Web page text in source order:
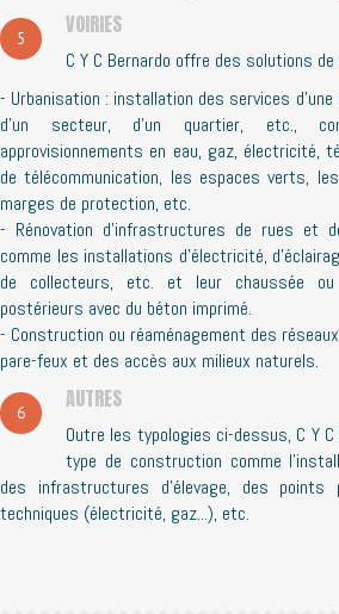
5
VOIRIES
C Y C Bernardo offre des solutions
- Urbanisation : installation des services d’une
d’un secteur, d’un quartier, etc.,
approvisionnements en eau, gaz, électricité,
de télécommunication, les espaces verts,
marges de protection, etc.
- Rénovation d’infrastructures de rues et
comme les installations d’électricité,
de collecteurs, etc. et leur chaussée
postérieurs avec du béton imprimé.
- Construction ou réaménagement des
pare-feux et des accès aux milieux naturels.
6
AUTRES
Outre les typologies ci-dessus, C Y
type de construction comme
des infrastructures d’élevage, des points
techniques (électricité, gaz...), etc.